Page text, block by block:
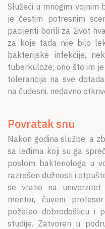
Služeći u mnogim vojnim
je čestim potresnim
pacijenti borili za život
za koje tada nije bilo
bakterijske infekcije,
tuberkuloze; ono što im
tolerancija na sve
na čudesni, nedavno
Povratak snu
Nakon godina službe, a
sa leđima koji su ga
poslom bakteriologa u
razrešen dužnosti i
se vratio na
mentor, čuveni
poželeo dobrodošlicu i
studije. Zatvoren u